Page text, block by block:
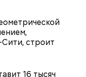
строит
16 тысяч
партнером»,
бизнеса. В
какие